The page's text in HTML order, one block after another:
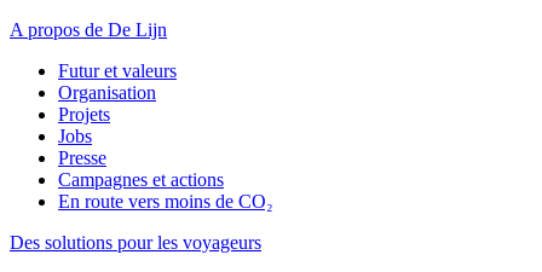
A propos de De Lijn
Futur et valeurs
Organisation
Projets
Jobs
Presse
Campagnes et actions
En route vers moins de CO₂
Des solutions pour les voyageurs